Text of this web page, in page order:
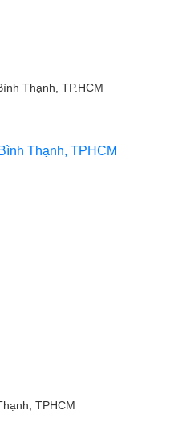
Thạnh, TP.HCM
TPHCM